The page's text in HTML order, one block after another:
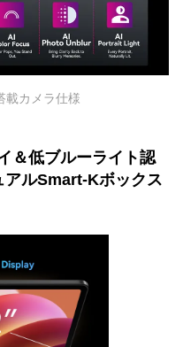
載カメラ仕様
＆低ブルーライト認
ルSmart-Kボックス